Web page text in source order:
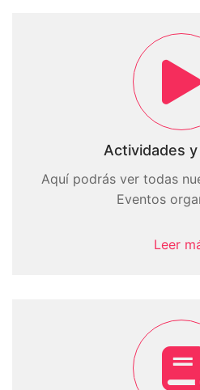
Actividades
Aquí podrás ver todas
Eventos
Leer